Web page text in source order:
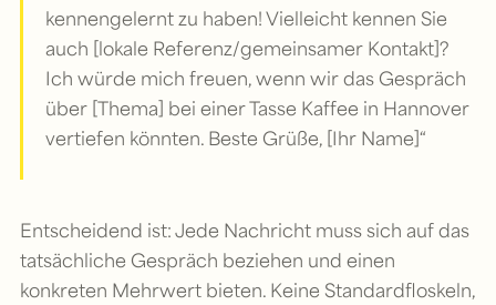
kennengelernt zu haben! Vielleicht kennen Sie
auch [lokale Referenz/gemeinsamer Kontakt]?
Ich würde mich freuen, wenn wir das Gespräch
über [Thema] bei einer Tasse Kaffee in Hannover
vertiefen könnten. Beste Grüße, [Ihr Name]“
Entscheidend ist: Jede Nachricht muss sich auf das
tatsächliche Gespräch beziehen und einen
konkreten Mehrwert bieten. Keine Standardfloskeln,